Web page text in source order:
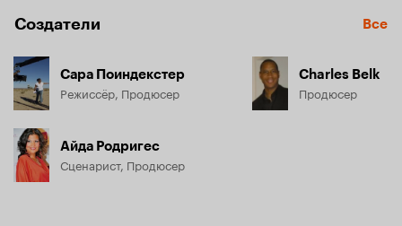
Создатели Все
Сара Поиндекстер
Режиссёр, Продюсер
Айда Родригес
Сценарист, Продюсер
Charles Belk
Продюсер